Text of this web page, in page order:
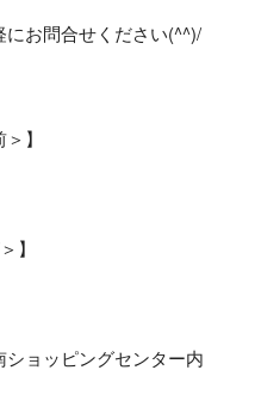
お問合せください(^^)/
】
】
ショッピングセンター内